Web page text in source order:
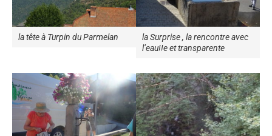
la tête à Turpin du Parmelan
la Surprise , la rencontre avec
l’eau!!e et transparente